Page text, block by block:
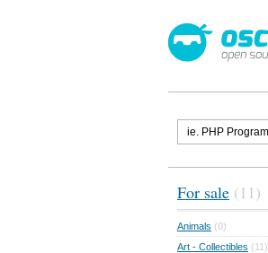
For sale (11)
Animals (0)
Art - Collectibles (11)